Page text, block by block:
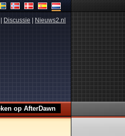
Discussie Nieuws2.nl